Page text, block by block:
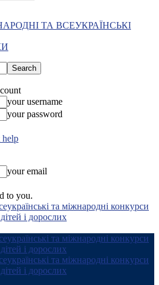
ТА ВСЕУКРАЇНСЬКІ
your username
your password
help
your email
to you.